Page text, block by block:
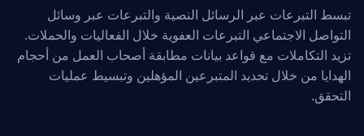
تبسط التبرعات عبر الرسائل النصية والتبرعات عبر وسائل
التواصل الاجتماعي التبرعات العفوية خلال الفعاليات والحملات.
تزيد التكاملات مع قواعد بيانات مطابقة أصحاب العمل من أحجام
الهدايا من خلال تحديد المتبرعين المؤهلين وتبسيط عمليات
التحقق.